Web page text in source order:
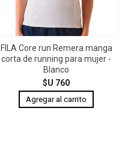
FILA Core run Remera manga
corta de running para mujer -
Blanco
$U 760